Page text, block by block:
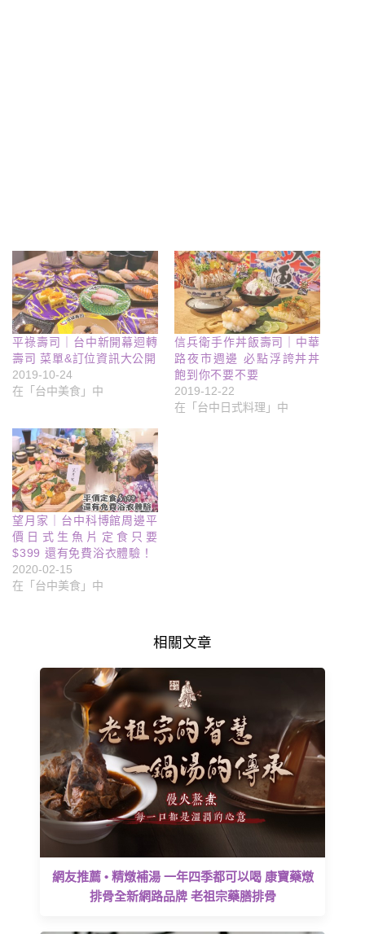
平祿壽司｜台中新開幕迴轉
壽司 菜單&訂位資訊大公開
2019-10-24
在「台中美食」中
信兵衛手作丼飯壽司｜中華
路夜市週邊 必點浮誇丼丼
飽到你不要不要
2019-12-22
在「台中日式料理」中
望月家｜台中科博館周邊平
價日式生魚片定食只要
$399 還有免費浴衣體驗！
2020-02-15
在「台中美食」中
相關文章
網友推薦 • 精燉補湯 一年四季都可以喝 康寶藥燉
排骨全新網路品牌 老祖宗藥膳排骨